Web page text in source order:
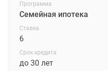
Программа
Семейная ипотека
Ставка
6
Срок кредита
до 30 лет